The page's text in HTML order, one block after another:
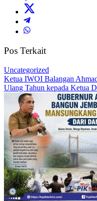
Pos Terkait
Uncategorized
Ketua IWOI Balangan
Ulang Tahun kepada Ketua